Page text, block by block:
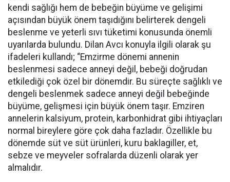
kendi sağlığı hem de bebeğin büyüme ve gelişimi
açısından büyük önem taşıdığını belirterek dengeli
beslenme ve yeterli sıvı tüketimi konusunda önemli
uyarılarda bulundu. Dilan Avcı konuyla ilgili olarak şu
ifadeleri kullandı; “Emzirme dönemi annenin
beslenmesi sadece anneyi değil, bebeği doğrudan
etkilediği çok özel bir dönemdir. Bu süreçte sağlıklı ve
dengeli beslenmek sadece anneyi değil bebeğinde
büyüme, gelişmesi için büyük önem taşır. Emziren
annelerin kalsiyum, protein, karbonhidrat gibi ihtiyaçları
normal bireylere göre çok daha fazladır. Özellikle bu
dönemde süt ve süt ürünleri, kuru baklagiller, et,
sebze ve meyveler sofralarda düzenli olarak yer
almalıdır.